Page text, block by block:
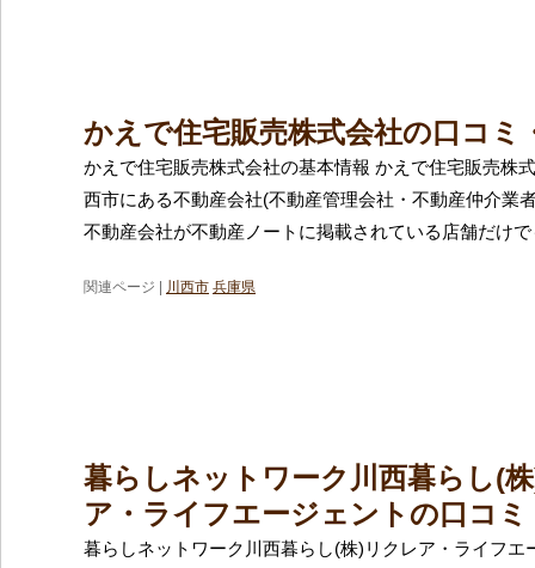
かえで住宅販売株式会社の口コミ
かえで住宅販売株式会社の基本情報 かえで住宅販売株
西市にある不動産会社(不動産管理会社・不動産仲介業
不動産会社が不動産ノートに掲載されている店舗だけ
関連ページ | 川西市 兵庫県
暮らしネットワーク川西暮らし(
ア・ライフエージェントの口コミ
暮らしネットワーク川西暮らし(株)リクレア・ライフエ